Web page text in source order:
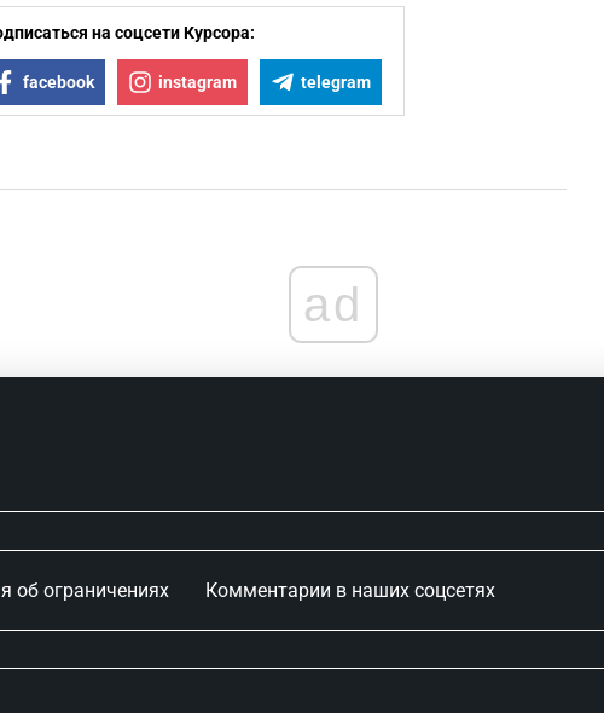
на соцсети Курсора:
facebook instagram telegram
ad
об ограничениях Комментарии в наших соцсетях